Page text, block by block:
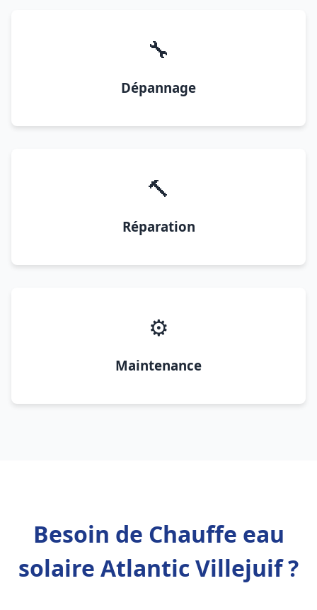
🔧
Dépannage
🔨
Réparation
⚙️
Maintenance
Besoin de Chauffe eau
solaire Atlantic Villejuif ?